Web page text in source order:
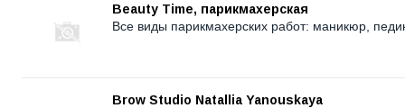
Beauty Time, парикмахерская
Все виды парикмахерских работ: маникюр,
Brow Studio Natallia Yanouskaya